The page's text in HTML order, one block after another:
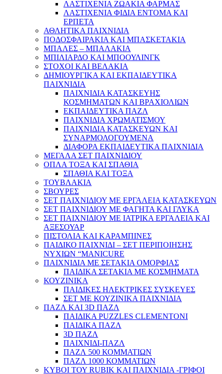
ΛΑΣΤΙΧΕΝΙΑ ΖΩΑΚΙΑ ΦΑΡΜΑΣ
ΛΑΣΤΙΧΕΝΙΑ ΦΙΔΙΑ ΕΝΤΟΜΑ ΚΑΙ
ΕΡΠΕΤΑ
ΑΘΛΗΤΙΚΑ ΠΑΙΧΝΙΔΙΑ
ΠΟΔΟΣΦΑΙΡΑΚΙΑ ΚΑΙ ΜΠΑΣΚΕΤΑΚΙΑ
ΜΠΑΛΕΣ – ΜΠΑΛΑΚΙΑ
ΜΠΙΛΙΑΡΔΟ ΚΑΙ ΜΠΟΟΥΛΙΝΓΚ
ΣΤΟΧΟΙ ΚΑΙ ΒΕΛΑΚΙΑ
ΔΗΜΙΟΥΡΓΙΚΑ ΚΑΙ ΕΚΠΑΙΔΕΥΤΙΚΑ
ΠΑΙΧΝΙΔΙΑ
ΠΑΙΧΝΙΔΙΑ ΚΑΤΑΣΚΕΥΗΣ
ΚΟΣΜΗΜΑΤΩΝ ΚΑΙ ΒΡΑΧΙΟΛΙΩΝ
ΕΚΠΑΙΔΕΥΤΙΚΑ ΠΑΖΛ
ΠΑΙΧΝΙΔΙΑ ΧΡΩΜΑΤΙΣΜΟΥ
ΠΑΙΧΝΙΔΙΑ ΚΑΤΑΣΚΕΥΩΝ ΚΑΙ
ΣΥΝΑΡΜΟΛΟΓΟΥΜΕΝΑ
ΔΙΑΦΟΡΑ ΕΚΠΑΙΔΕΥΤΙΚΑ ΠΑΙΧΝΙΔΙΑ
ΜΕΓΑΛΑ ΣΕΤ ΠΑΙΧΝΙΔΙΟΥ
ΟΠΛΑ ΤΟΞΑ ΚΑΙ ΣΠΑΘΙΑ
ΣΠΑΘΙΑ ΚΑΙ ΤΟΞΑ
ΤΟΥΒΛΑΚΙΑ
ΣΒΟΥΡΕΣ
ΣΕΤ ΠΑΙΧΝΙΔΙΟΥ ΜΕ ΕΡΓΑΛΕΙΑ ΚΑΤΑΣΚΕΥΩΝ
ΣΕΤ ΠΑΙΧΝΙΔΙΟΥ ΜΕ ΦΑΓΗΤΑ ΚΑΙ ΓΛΥΚΑ
ΣΕΤ ΠΑΙΧΝΙΔΙΟΥ ΜΕ ΙΑΤΡΙΚΑ ΕΡΓΑΛΕΙΑ ΚΑΙ
ΑΞΕΣΟΥΑΡ
ΠΙΣΤΟΛΙΑ ΚΑΙ ΚΑΡΑΜΠΙΝΕΣ
ΠΑΙΔΙΚΟ ΠΑΙΧΝΙΔΙ – ΣΕΤ ΠΕΡΙΠΟΙΗΣΗΣ
ΝΥΧΙΩΝ “MANICURE
ΠΑΙΧΝΙΔΙΑ ΜΕ ΣΕΤΑΚΙΑ ΟΜΟΡΦΙΑΣ
ΠΑΙΔΙΚΑ ΣΕΤΑΚΙΑ ΜΕ ΚΟΣΜΗΜΑΤΑ
ΚΟΥΖΙΝΙΚΑ
ΠΑΙΔΙΚΕΣ ΗΛΕΚΤΡΙΚΕΣ ΣΥΣΚΕΥΕΣ
ΣΕΤ ΜΕ ΚΟΥΖΙΝΙΚΑ ΠΑΙΧΝΙΔΙΑ
ΠΑΖΛ ΚΑΙ 3D ΠΑΖΛ
ΠΑΙΔΙΚΑ PUZZLES CLEMENTONI
ΠΑΙΔΙΚΑ ΠΑΖΛ
3D ΠΑΖΛ
ΠΑΙΧΝΙΔΙ-ΠΑΖΛ
ΠΑΖΛ 500 ΚΟΜΜΑΤΙΩΝ
ΠΑΖΛ 1000 ΚΟΜΜΑΤΙΩΝ
ΚΥΒΟΙ ΤΟΥ RUBIK ΚΑΙ ΠΑΙΧΝΙΔΙΑ -ΓΡΙΦΟΙ